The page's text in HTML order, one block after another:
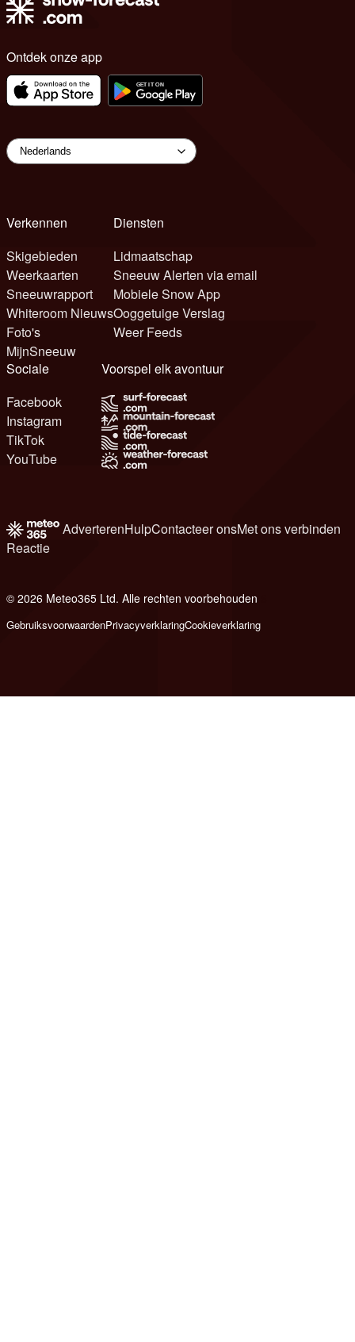
Ontdek onze app
Verkennen
Skigebieden
Weerkaarten
Sneeuwrapport
Whiteroom Nieuws
Foto's
MijnSneeuw
Diensten
Lidmaatschap
Sneeuw Alerten via email
Mobiele Snow App
Ooggetuige Verslag
Weer Feeds
Sociale
Facebook
Instagram
TikTok
YouTube
Voorspel elk avontuur
AdverterenHulpContacteer onsMet ons verbinden
Reactie
© 2026 Meteo365 Ltd. Alle rechten voorbehouden
GebruiksvoorwaardenPrivacyverklaringCookieverklaring